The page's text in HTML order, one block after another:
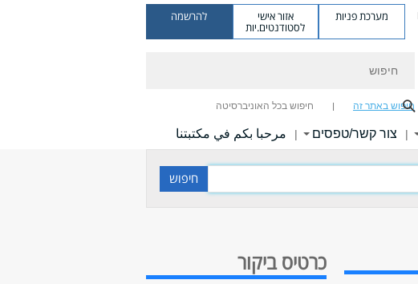
מערכת פניות אזור אישי
לסטודנטים.יות
להרשמה
חיפוש באתר זה חיפוש בכל האוניברסיטה
| צור קשר/טפסים | مرحبا بكم في مكتبتنا
כרטיס ביקור